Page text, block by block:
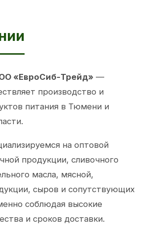
«ЕвроСиб-Трейд» —
производство и
питания в Тюмени и
на оптовой
продукции, сливочного
масла, мясной,
сыров и сопутствующих
соблюдая высокие
и сроков доставки.